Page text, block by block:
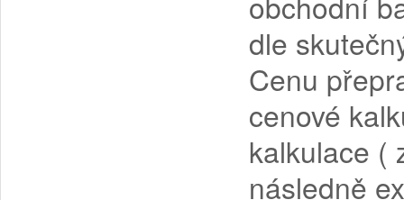
dle
Cenu
cenové
kalkulace (
následně